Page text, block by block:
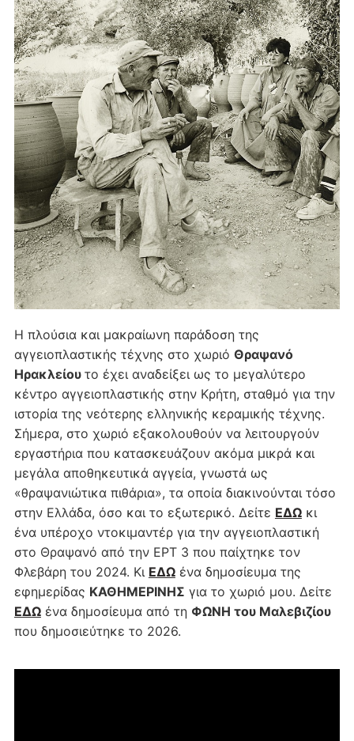
Η πλούσια και μακραίωνη παράδοση της
αγγειοπλαστικής τέχνης στο χωριό Θραψανό
Ηρακλείου το έχει αναδείξει ως το μεγαλύτερο
κέντρο αγγειοπλαστικής στην Κρήτη, σταθμό για την
ιστορία της νεότερης ελληνικής κεραμικής τέχνης.
Σήμερα, στο χωριό εξακολουθούν να λειτουργούν
εργαστήρια που κατασκευάζουν ακόμα μικρά και
μεγάλα αποθηκευτικά αγγεία, γνωστά ως
«θραψανιώτικα πιθάρια», τα οποία διακινούνται τόσο
στην Ελλάδα, όσο και το εξωτερικό. Δείτε ΕΔΩκι
ένα υπέροχο ντοκιμαντέρ για την αγγειοπλαστική
στο Θραψανό από την ΕΡΤ 3 που παίχτηκε τον
Φλεβάρη του 2024. Κι ΕΔΩένα δημοσίευμα της
εφημερίδας ΚΑΘΗΜΕΡΙΝΗΣ για το χωριό μου. Δείτε
ΕΔΩένα δημοσίευμα από τη ΦΩΝΗ του Μαλεβιζίου
που δημοσιεύτηκε το 2026.